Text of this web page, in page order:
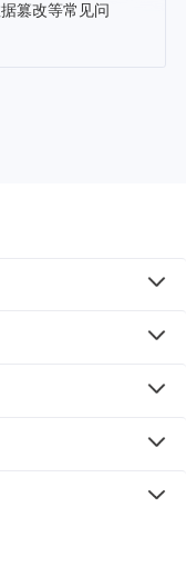
篡改等常见问